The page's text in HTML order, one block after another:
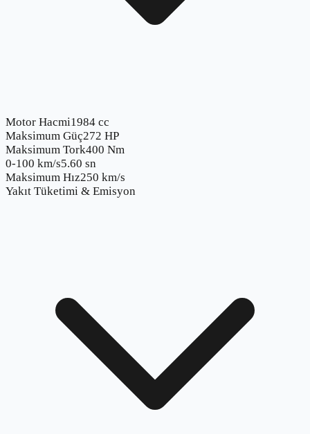
Motor Hacmi1984 cc
Maksimum Güç272 HP
Maksimum Tork400 Nm
0-100 km/s5.60 sn
Maksimum Hız250 km/s
Yakıt Tüketimi & Emisyon